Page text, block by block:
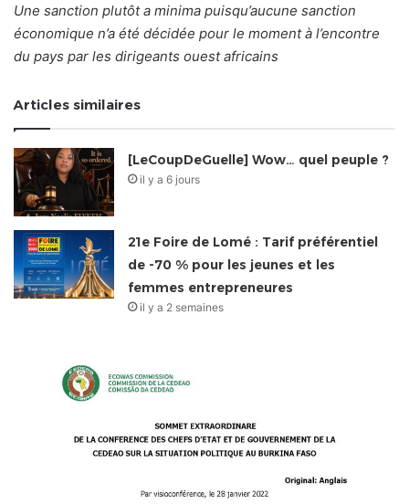
Une sanction plutôt a minima puisqu’aucune sanction
économique n’a été décidée pour le moment à l’encontre
du pays par les dirigeants ouest africains
Articles similaires
[LeCoupDeGuelle] Wow… quel peuple ?
il y a 6 jours
21e Foire de Lomé : Tarif préférentiel
de -70 % pour les jeunes et les
femmes entrepreneures
il y a 2 semaines